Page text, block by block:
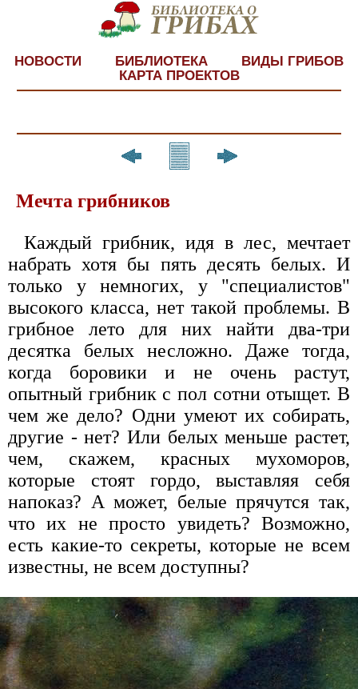
НОВОСТИ БИБЛИОТЕКА
ВИДЫ ГРИБОВ
КАРТА ПРОЕКТОВ
Мечта грибников
Каждый грибник, идя в лес, мечтает
набрать хотя бы пять десять белых. И
только у немногих, у "специалистов"
высокого класса, нет такой проблемы. В
грибное лето для них найти два-три
десятка белых несложно. Даже тогда,
когда боровики и не очень растут,
опытный грибник с пол сотни отыщет. В
чем же дело? Одни умеют их собирать,
другие - нет? Или белых меньше растет,
чем, скажем, красных мухоморов,
которые стоят гордо, выставляя себя
напоказ? А может, белые прячутся так,
что их не просто увидеть? Возможно,
есть какие-то секреты, которые не всем
известны, не всем доступны?